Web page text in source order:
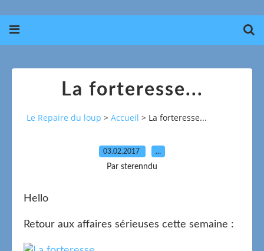
La forteresse...
Le Repaire du loup > Accueil > La forteresse...
03.02.2017 …
Par sterenndu
Hello
Retour aux affaires sérieuses cette semaine :